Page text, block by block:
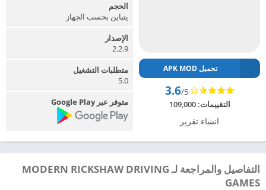
تحميل APK MOD
3.6/5
التقييمات:109,000
انشاء تقرير
الحجم
يتباين بحسب الجهاز
الإصدار
2.2.9
متطلبات التشغيل
5.0
متوفر عبر Google Play
التفاصيل والمراجعة لـ MODERN RICKSHAW DRIVING
GAMES